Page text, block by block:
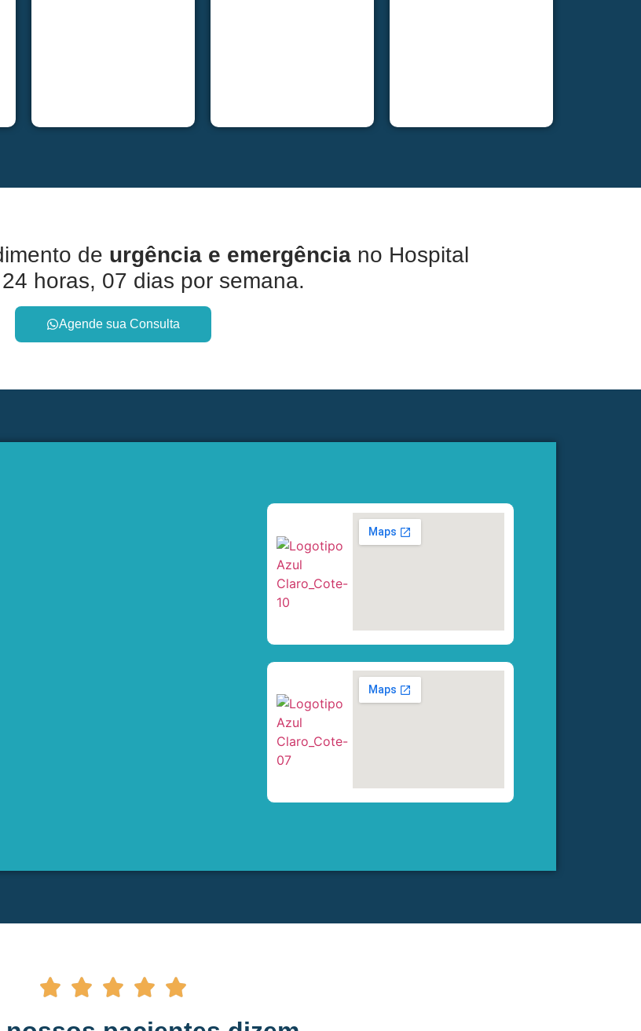
de urgência e emergência no Hospital
horas, 07 dias por semana.
Agende sua Consulta